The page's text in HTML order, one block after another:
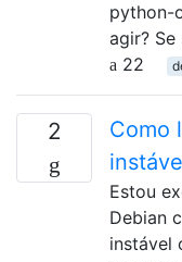
python-
agir? Se
22
2
Como
Estou
Debian
instável